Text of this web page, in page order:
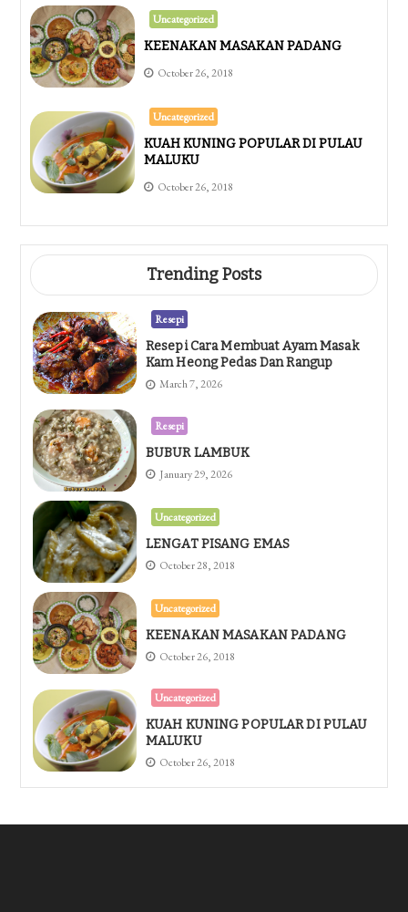
Uncategorized
KEENAKAN MASAKAN PADANG
October 26, 2018
Uncategorized
KUAH KUNING POPULAR DI PULAU
MALUKU
October 26, 2018
Trending Posts
Resepi
Resepi Cara Membuat Ayam Masak
Kam Heong Pedas Dan Rangup
March 7, 2026
Resepi
BUBUR LAMBUK
January 29, 2026
Uncategorized
LENGAT PISANG EMAS
October 28, 2018
Uncategorized
KEENAKAN MASAKAN PADANG
October 26, 2018
Uncategorized
KUAH KUNING POPULAR DI PULAU
MALUKU
October 26, 2018